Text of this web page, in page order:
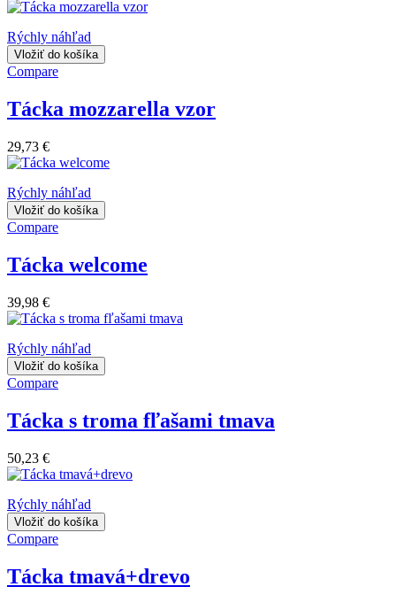
Rýchly náhľad
Vložiť do košíka
Compare
Tácka mozzarella vzor
29,73 €
Rýchly náhľad
Vložiť do košíka
Compare
Tácka welcome
39,98 €
Rýchly náhľad
Vložiť do košíka
Compare
Tácka s troma fľašami tmava
50,23 €
Rýchly náhľad
Vložiť do košíka
Compare
Tácka tmavá+drevo